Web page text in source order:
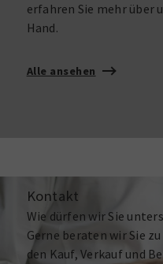
erfahren Sie mehr über
Hand.
Alle ansehen
Kontakt
Wie dürfen wir Sie
Gerne beraten wir Sie
den Kauf, Verkauf und